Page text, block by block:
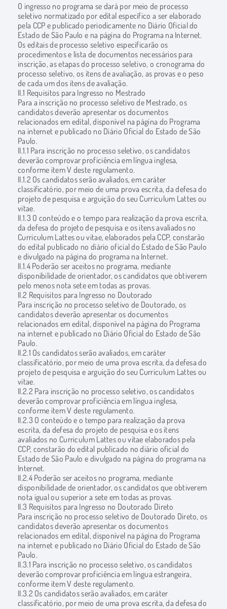
O ingresso no programa se dará por meio de processo
seletivo normatizado por edital específico a ser elaborado
pela CCP e publicado periodicamente no Diário Oficial do
Estado de São Paulo e na página do Programa na Internet.
Os editais de processo seletivo especificarão os
procedimentos e lista de documentos necessários para
inscrição, as etapas do processo seletivo, o cronograma do
processo seletivo, os itens de avaliação, as provas e o peso
de cada um dos itens de avaliação.
II.1 Requisitos para Ingresso no Mestrado
Para a inscrição no processo seletivo de Mestrado, os
candidatos deverão apresentar os documentos
relacionados em edital, disponível na página do Programa
na internet e publicado no Diário Oficial do Estado de São
Paulo.
II.1.1 Para inscrição no processo seletivo, os candidatos
deverão comprovar proficiência em língua inglesa,
conforme item V deste regulamento.
II.1.2 Os candidatos serão avaliados, em caráter
classificatório, por meio de uma prova escrita, da defesa do
projeto de pesquisa e arguição do seu Curriculum Lattes ou
vitae.
II.1.3 O conteúdo e o tempo para realização da prova escrita,
da defesa do projeto de pesquisa e os itens avaliados no
Curriculum Lattes ou vitae, elaborados pela CCP, constarão
do edital publicado no diário oficial do Estado de São Paulo
e divulgado na página do programa na Internet.
II.1.4 Poderão ser aceitos no programa, mediante
disponibilidade de orientador, os candidatos que obtiverem
pelo menos nota sete em todas as provas.
II.2 Requisitos para Ingresso no Doutorado
Para inscrição no processo seletivo de Doutorado, os
candidatos deverão apresentar os documentos
relacionados em edital, disponível na página do Programa
na internet e publicado no Diário Oficial do Estado de São
Paulo.
II.2.1 Os candidatos serão avaliados, em caráter
classificatório, por meio de uma prova escrita, da defesa do
projeto de pesquisa e arguição do seu Curriculum Lattes ou
vitae.
II.2.2 Para inscrição no processo seletivo, os candidatos
deverão comprovar proficiência em língua inglesa,
conforme item V deste regulamento.
II.2.3 O conteúdo e o tempo para realização da prova
escrita, da defesa do projeto de pesquisa e os itens
avaliados no Curriculum Lattes ou vitae elaborados pela
CCP, constarão do edital publicado no diário oficial do
Estado de São Paulo e divulgado na página do programa na
Internet.
II.2.4 Poderão ser aceitos no programa, mediante
disponibilidade de orientador, os candidatos que obtiverem
nota igual ou superior a sete em todas as provas.
II.3 Requisitos para Ingresso no Doutorado Direto
Para inscrição no processo seletivo de Doutorado Direto, os
candidatos deverão apresentar os documentos
relacionados em edital, disponível na página do Programa
na internet e publicado no Diário Oficial do Estado de São
Paulo.
II.3.1 Para inscrição no processo seletivo, os candidatos
deverão comprovar proficiência em língua estrangeira,
conforme item V deste regulamento.
II.3.2 Os candidatos serão avaliados, em caráter
classificatório, por meio de uma prova escrita, da defesa do